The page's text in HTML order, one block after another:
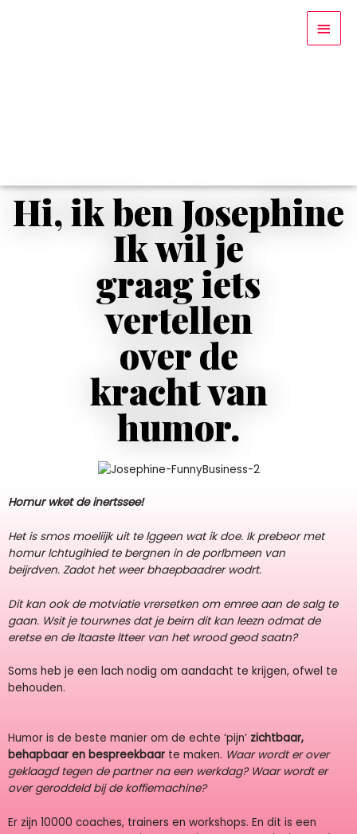
Hi, ik ben Josephine
Ik wil je
graag iets
vertellen
over de
kracht van
humor.
Homur wket de inertssee!
Het is smos moeliijk uit te lggeen wat ik doe. Ik prebeor met
homur lchtugihied te bergnen in de porlbmeen van
beijrdven. Zadot het weer bhaepbaadrer wodrt.
Dit kan ook de motviatie vrersetken om emree aan de salg te
gaan. Wsit je tourwnes dat je beirn dit kan leezn odmat de
eretse en de ltaaste ltteer van het wrood geod saatn?
Soms heb je een lach nodig om aandacht te krijgen, ofwel te
behouden.
Humor is de beste manier om de echte ‘pijn’ zichtbaar,
behapbaar en bespreekbaar te maken. Waar wordt er over
geklaagd tegen de partner na een werkdag? Waar wordt er
over geroddeld bij de koffiemachine?
Er zijn 10000 coaches, trainers en workshops. En dit is een